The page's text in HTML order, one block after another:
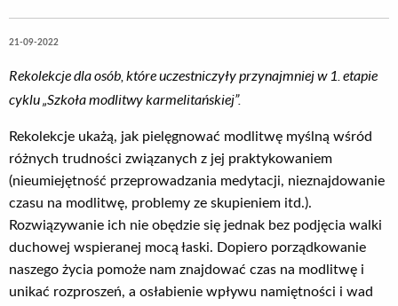
21-09-2022
Rekolekcje dla osób, które uczestniczyły przynajmniej w 1. etapie
cyklu „Szkoła modlitwy karmelitańskiej”.
Rekolekcje ukażą, jak pielęgnować modlitwę myślną wśród
różnych trudności związanych z jej praktykowaniem
(nieumiejętność przeprowadzania medytacji, nieznajdowanie
czasu na modlitwę, problemy ze skupieniem itd.).
Rozwiązywanie ich nie obędzie się jednak bez podjęcia walki
duchowej wspieranej mocą łaski. Dopiero porządkowanie
naszego życia pomoże nam znajdować czas na modlitwę i
unikać rozproszeń, a osłabienie wpływu namiętności i wad